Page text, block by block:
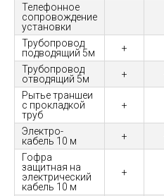
Телефонное
сопровождение
установки
Трубопровод
подводящий 5м
+
Трубопровод
отводящий 5м
+
Рытье траншеи
с прокладкой
труб
+
Электро-
кабель 10 м
+
Гофра
защитная на
электрический
кабель 10 м
+